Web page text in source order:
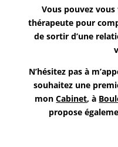
Vous pouvez
thérapeute pour
de sortir d’une
N’hésitez pas à
souhaitez une
monCabinet, à
propose